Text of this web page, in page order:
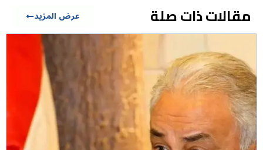
مقالات ذات صلة عرض المزيد